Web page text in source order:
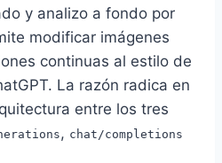
y analizo a fondo por
modificar imágenes
continuas al estilo de
La razón radica en
entre los tres
, chat/completions